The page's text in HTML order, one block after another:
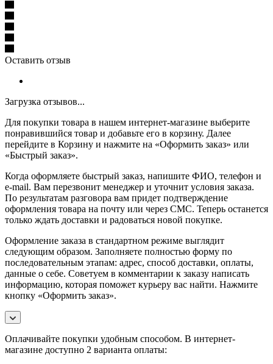
Оставить отзыв
Загрузка отзывов...
Для покупки товара в нашем интернет-магазине выберите
понравившийся товар и добавьте его в корзину. Далее
перейдите в Корзину и нажмите на «Оформить заказ» или
«Быстрый заказ».
Когда оформляете быстрый заказ, напишите ФИО, телефон и
e-mail. Вам перезвонит менеджер и уточнит условия заказа.
По результатам разговора вам придет подтверждение
оформления товара на почту или через СМС. Теперь останется
только ждать доставки и радоваться новой покупке.
Оформление заказа в стандартном режиме выглядит
следующим образом. Заполняете полностью форму по
последовательным этапам: адрес, способ доставки, оплаты,
данные о себе. Советуем в комментарии к заказу написать
информацию, которая поможет курьеру вас найти. Нажмите
кнопку «Оформить заказ».
Оплачивайте покупки удобным способом. В интернет-
магазине доступно 2 варианта оплаты: